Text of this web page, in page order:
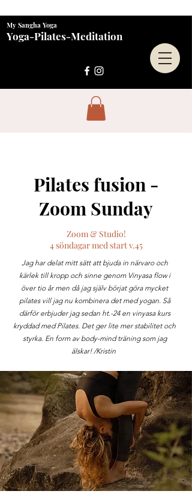
My Sangha Yoga
Yoga-Pilates-Meditation
Pilates fusion -
Zoom Sunday
Zoom & Studio!
4 söndagar med start v.45
Jag har delat mitt sätt att bjuda in närvaro och
kärlek till kropp och sinne genom Vinyasa flow i
över tio år men då jag själv börjat göra mycket
pilates vill jag nu kombinera det med yogan. Så
därför erbjuder jag sedan ht.-24 en vinyasa kurs
kryddad med Pilates. Det ger lite mer stabilitet och
styrka. En form av body-mind träning som jag
älskar! /Kristin